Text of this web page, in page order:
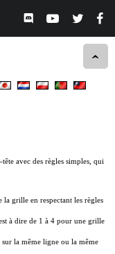
avec des règles simples, qui
grille en respectant les règles
à dire de 1 à 4 pour une grille
la même ligne ou la même